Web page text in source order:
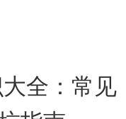
全：常见